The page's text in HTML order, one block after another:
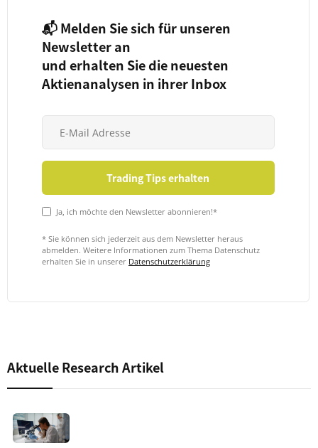
📬 Melden Sie sich für unseren
Newsletter an
und erhalten Sie die neuesten
Aktienanalysen in ihrer Inbox
Ja, ich möchte den Newsletter abonnieren!*
* Sie können sich jederzeit aus dem Newsletter heraus
abmelden. Weitere Informationen zum Thema Datenschutz
erhalten Sie in unserer Datenschutzerklärung
Aktuelle Research Artikel